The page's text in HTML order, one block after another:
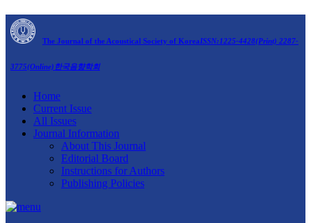
The Journal of the Acoustical Society of KoreaISSN:1225-4428(Print) 2287-
3775(Online) 한국음향학회
Home
Current Issue
All Issues
Journal Information
About This Journal
Editorial Board
Instructions for Authors
Publishing Policies